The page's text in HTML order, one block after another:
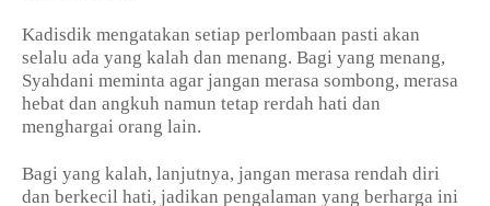
Kadisdik mengatakan setiap perlombaan pasti akan
selalu ada yang kalah dan menang. Bagi yang menang,
Syahdani meminta agar jangan merasa sombong, merasa
hebat dan angkuh namun tetap rerdah hati dan
menghargai orang lain.
Bagi yang kalah, lanjutnya, jangan merasa rendah diri
dan berkecil hati, jadikan pengalaman yang berharga ini